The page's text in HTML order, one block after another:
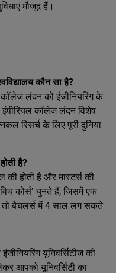
मौजूद हैं।
कौन सा है?
लंदन को इंजीनियरिंग के
इंपीरियल कॉलेज लंदन विशेष
रिसर्च के लिए पूरी दुनिया
है?
की होती है और मास्टर्स की
कोर्स’ चुनते हैं, जिसमें एक
तो बैचलर्स में 4 साल लग सकते
यूनिवर्सिटीज की
आपको यूनिवर्सिटी का